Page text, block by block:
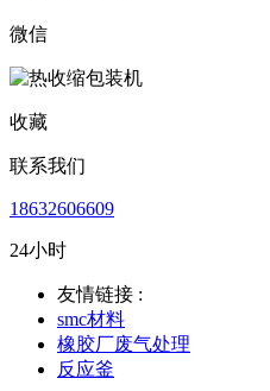
微信
收藏
联系我们
18632606609
24小时
友情链接 :
smc材料
橡胶厂废气处理
反应釜